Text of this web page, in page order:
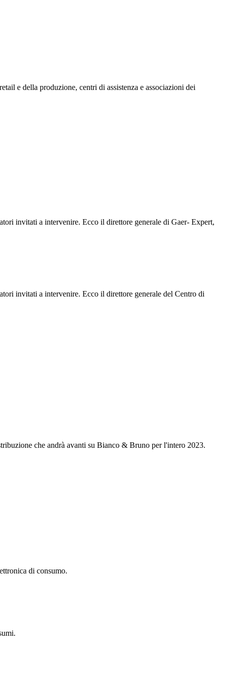
e della produzione, centri di assistenza e associazioni dei
invitati a intervenire. Ecco il direttore generale di Gaer- Expert,
invitati a intervenire. Ecco il direttore generale del Centro di
che andrà avanti su Bianco & Bruno per l'intero 2023.
di consumo.